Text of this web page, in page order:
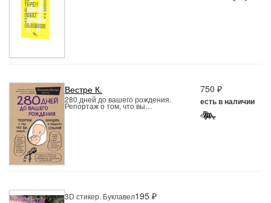
Вестре К.
280 дней до вашего рождения.
Репортаж о том, что вы…
750 ₽
есть в наличии
3D стикер. Буклавел195 ₽